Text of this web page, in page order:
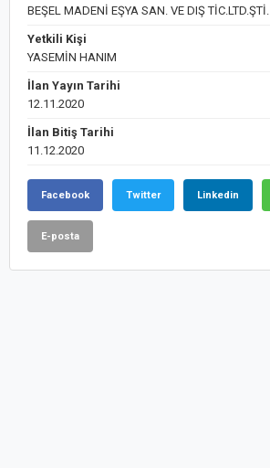
BEŞEL MADENİ EŞYA SAN. VE DIŞ TİC.LTD.ŞTİ.
Yetkili Kişi
YASEMİN HANIM
İlan Yayın Tarihi
12.11.2020
İlan Bitiş Tarihi
11.12.2020
Facebook Twitter Linkedin
E-posta